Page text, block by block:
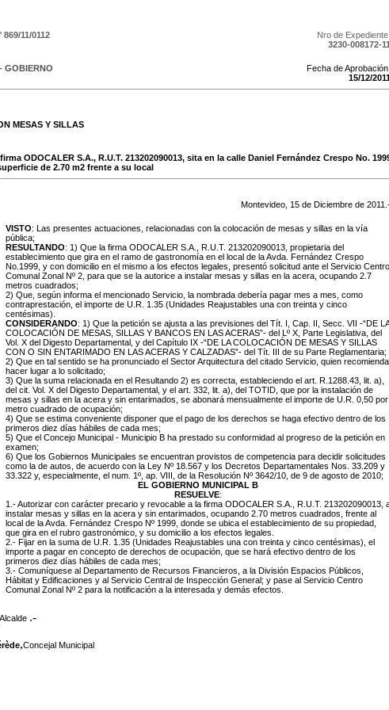
869/11/0112
Nro de
3230-008172-
GOBIERNO
Fecha de
15/12/
MESAS Y SILLAS
ODOCALER S.A., R.U.T. 213202090013, sita en la calle Daniel Fernández Crespo No.
de 2.70 m2 frente a su local
Montevideo, 15 de Diciembre de 2011
VISTO: Las presentes actuaciones, relacionadas con la colocación de mesas y sillas en la vía
pública;
RESULTANDO: 1) Que la firma ODOCALER S.A., R.U.T. 213202090013, propietaria del
establecimiento que gira en el ramo de gastronomía en el local de la Avda. Fernández Crespo
No.1999, y con domicilio en el mismo a los efectos legales, presentó solicitud ante el Servicio Centro
Comunal Zonal Nº 2, para que se la autorice a instalar mesas y sillas en la acera, ocupando 2.7
metros cuadrados;
2) Que, según informa el mencionado Servicio, la nombrada debería pagar mes a mes, como
contraprestación, el importe de U.R. 1.35 (Unidades Reajustables una con treinta y cinco
centésimas).
CONSIDERANDO: 1) Que la petición se ajusta a las previsiones del Tít. I, Cap. II, Secc. VII -“DE LA
COLOCACIÓN DE MESAS, SILLAS Y BANCOS EN LAS ACERAS”- del Lº X, Parte Legislativa, del
Vol. X del Digesto Departamental, y del Capítulo IX -“DE LA COLOCACIÓN DE MESAS Y SILLAS
CON O SIN ENTARIMADO EN LAS ACERAS Y CALZADAS”- del Tít. III de su Parte Reglamentaria;
2) Que en tal sentido se ha pronunciado el Sector Arquitectura del citado Servicio, quien recomienda
hacer lugar a lo solicitado;
3) Que la suma relacionada en el Resultando 2) es correcta, estableciendo el art. R.1288.43, lit. a),
del cit. Vol. X del Digesto Departamental, y el art. 332, lit. a), del TOTID, que por la instalación de
mesas y sillas en la acera y sin entarimados, se abonará mensualmente el importe de U.R. 0,50 por
metro cuadrado de ocupación;
4) Que se estima conveniente disponer que el pago de los derechos se haga efectivo dentro de los
primeros diez días hábiles de cada mes;
5) Que el Concejo Municipal - Municipio B ha prestado su conformidad al progreso de la petición en
examen;
6) Que los Gobiernos Municipales se encuentran provistos de competencia para decidir solicitudes
como la de autos, de acuerdo con la Ley Nº 18.567 y los Decretos Departamentales Nos. 33.209 y
33.322 y, especialmente, el num. 1º, ap. VIII, de la Resolución Nº 3642/10, de 9 de agosto de 2010;
EL GOBIERNO MUNICIPAL B
RESUELVE:
1.- Autorizar con carácter precario y revocable a la firma ODOCALER S.A., R.U.T. 213202090013,
instalar mesas y sillas en la acera y sin entarimados, ocupando 2.70 metros cuadrados, frente al
local de la Avda. Fernández Crespo Nº 1999, donde se ubica el establecimiento de su propiedad,
que gira en el rubro gastronómico, y su domicilio a los efectos legales.
2.- Fijar en la suma de U.R. 1.35 (Unidades Reajustables una con treinta y cinco centésimas), el
importe a pagar en concepto de derechos de ocupación, que se hará efectivo dentro de los
primeros diez días hábiles de cada mes;
3.- Comuníquese al Departamento de Recursos Financieros, a la División Espacios Públicos,
Hábitat y Edificaciones y al Servicio Central de Inspección General; y pase al Servicio Centro
Comunal Zonal Nº 2 para la notificación a la interesada y demás efectos.
Alcalde .-
,Concejal Municipal